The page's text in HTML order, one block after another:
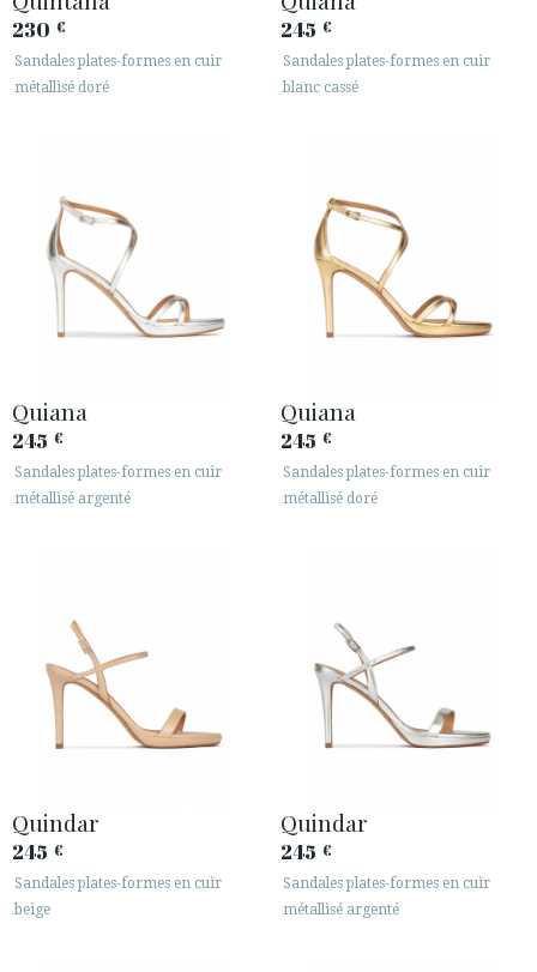
230 €
Sandales plates-formes en cuir
métallisé doré
245 €
Sandales plates-formes en cuir
blanc cassé
Quiana
245 €
Sandales plates-formes en cuir
métallisé argenté
Quiana
245 €
Sandales plates-formes en cuir
métallisé doré
Quindar
245 €
Sandales plates-formes en cuir
beige
Quindar
245 €
Sandales plates-formes en cuir
métallisé argenté